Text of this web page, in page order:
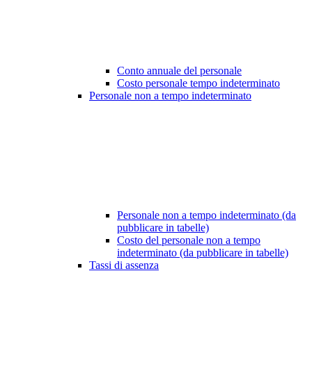
Conto annuale del personale
Costo personale tempo indeterminato
Personale non a tempo indeterminato
Personale non a tempo indeterminato (da
pubblicare in tabelle)
Costo del personale non a tempo
indeterminato (da pubblicare in tabelle)
Tassi di assenza